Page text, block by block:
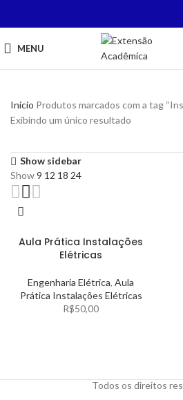
MENU
Início Produtos marcados com a tag
Exibindo um único resultado
Show sidebar
Show9 12 18 24
Aula Prática Instalações
Elétricas
Engenharia Elétrica, Aula
Prática Instalações Elétricas
R$50,00
Todos os direitos